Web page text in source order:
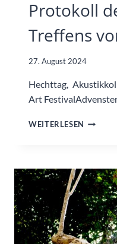
Protokoll
Treffens
27. August 2024
Hechttag,
Art
WEITERLESEN
VOM